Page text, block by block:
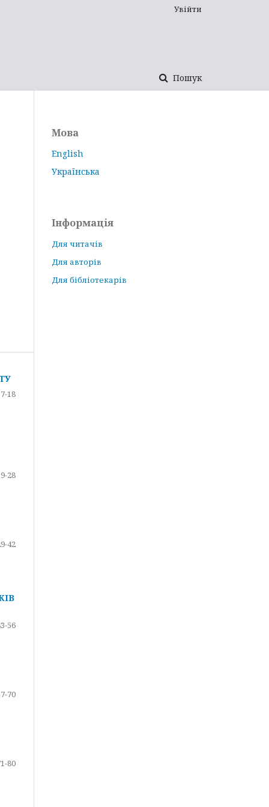
Пошук
Увійти
7-18
28
42
56
70
80
Мова
English
Українська
Інформація
Для читачів
Для авторів
Для бібліотекарів